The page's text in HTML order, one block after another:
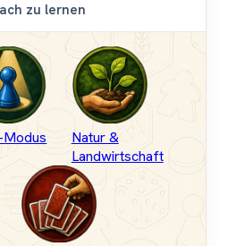
zu lernen
Natur &
Landwirtschaft